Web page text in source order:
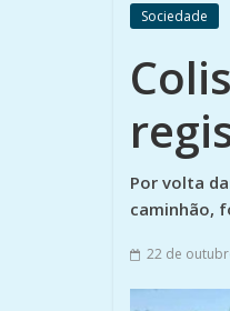
Sociedade
Por volta
caminhão,
22 de